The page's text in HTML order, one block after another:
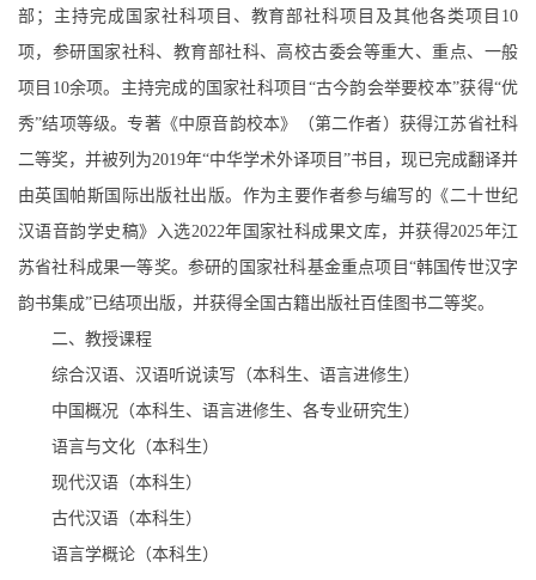
部；主持完成国家社科项目、教育部社科项目及其他各类项目 10
项，参研国家社科、教育部社科、高校古委会等重大、重点、一般
项目 10余项。主持完成的国家社科项目 “古今韵会举要校本”获得“优
秀”结项等级。专著《中原音韵校本》（第二作者）获得江苏省社科
二等奖，并被列为2019年“中华学术外译项目 ”书目，现已完成翻译并
由英国帕斯国际出版社出版。作为主要作者参与编写的《二十世纪
汉语音韵学史稿》入选2022年国家社科成果文库，并获得2025年江
苏省社科成果一等奖。参研的国家社科基金重点项目 “韩国传世汉字
韵书集成”已结项出版，并获得全国古籍出版社百佳图书二等奖。
二、教授课程
综合汉语、汉语听说读写（本科生、语言进修生）
中国概况（本科生、语言进修生、各专业研究生）
语言与文化（本科生）
现代汉语（本科生）
古代汉语（本科生）
语言学概论（本科生）